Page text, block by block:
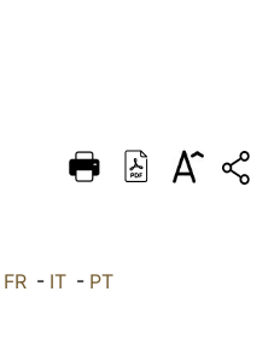
DEUTSCH
FR- IT- PT